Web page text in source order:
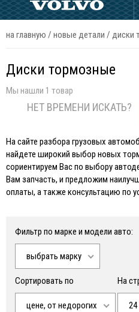
на главную / новые детали / диски
Диски тормозные
Мы нашли 1 товар
НЕТ ВРЕМЕНИ ИСКАТЬ?
На сайте разбора грузовых
найдете широкий выбор новых
сориентируем Вас по выбору
Вам запчасть, и предложим
оплаты, а также консультацию по
Фильтр по марке и модели авто:
выбрать марку
Сортировать по
цене, от недорогих
На
24